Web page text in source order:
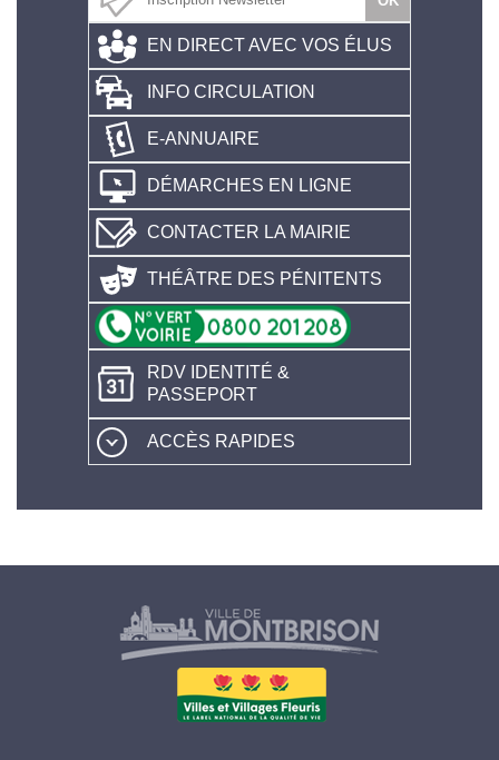
EN DIRECT AVEC VOS ÉLUS
INFO CIRCULATION
E-ANNUAIRE
DÉMARCHES EN LIGNE
CONTACTER LA MAIRIE
THÉÂTRE DES PÉNITENTS
RDV IDENTITÉ &
PASSEPORT
ACCÈS RAPIDES